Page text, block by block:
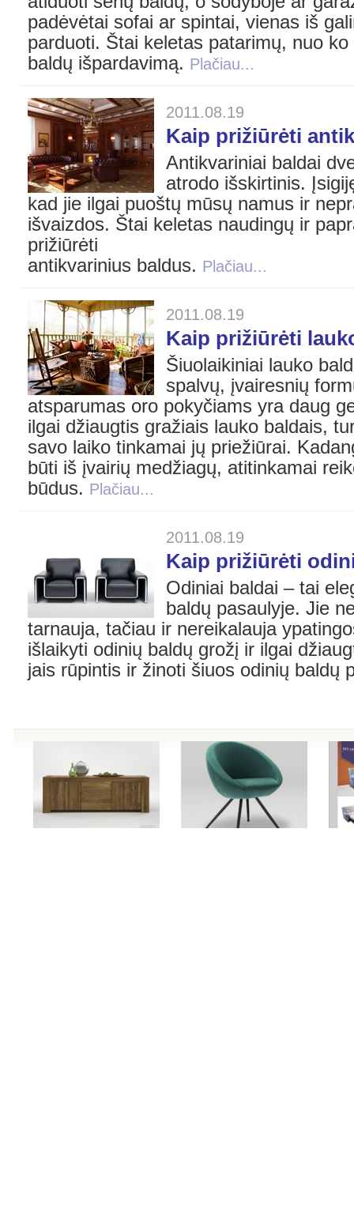
padėvėtai sofai ar spintai, vienas iš
parduoti. Štai keletas patarimų, nuo
baldų išpardavimą. Plačiau...
2011.08.19
Kaip prižiūrėti
Antikvariniai baldai
atrodo išskirtinis.
kad jie ilgai puoštų mūsų namus ir
išvaizdos. Štai keletas naudingų ir
prižiūrėti
antikvarinius baldus. Plačiau...
2011.08.19
Kaip prižiūrėti
Šiuolaikiniai lauko
spalvų, įvairesnių
atsparumas oro pokyčiams yra daug
ilgai džiaugtis gražiais lauko baldais,
savo laiko tinkamai jų priežiūrai.
būti iš įvairių medžiagų, atitinkamai
būdus. Plačiau...
2011.08.19
Kaip prižiūrėti
Odiniai baldai – tai
baldų pasaulyje. Jie
tarnauja, tačiau ir nereikalauja
išlaikyti odinių baldų grožį ir ilgai
jais rūpintis ir žinoti šiuos odinių baldų